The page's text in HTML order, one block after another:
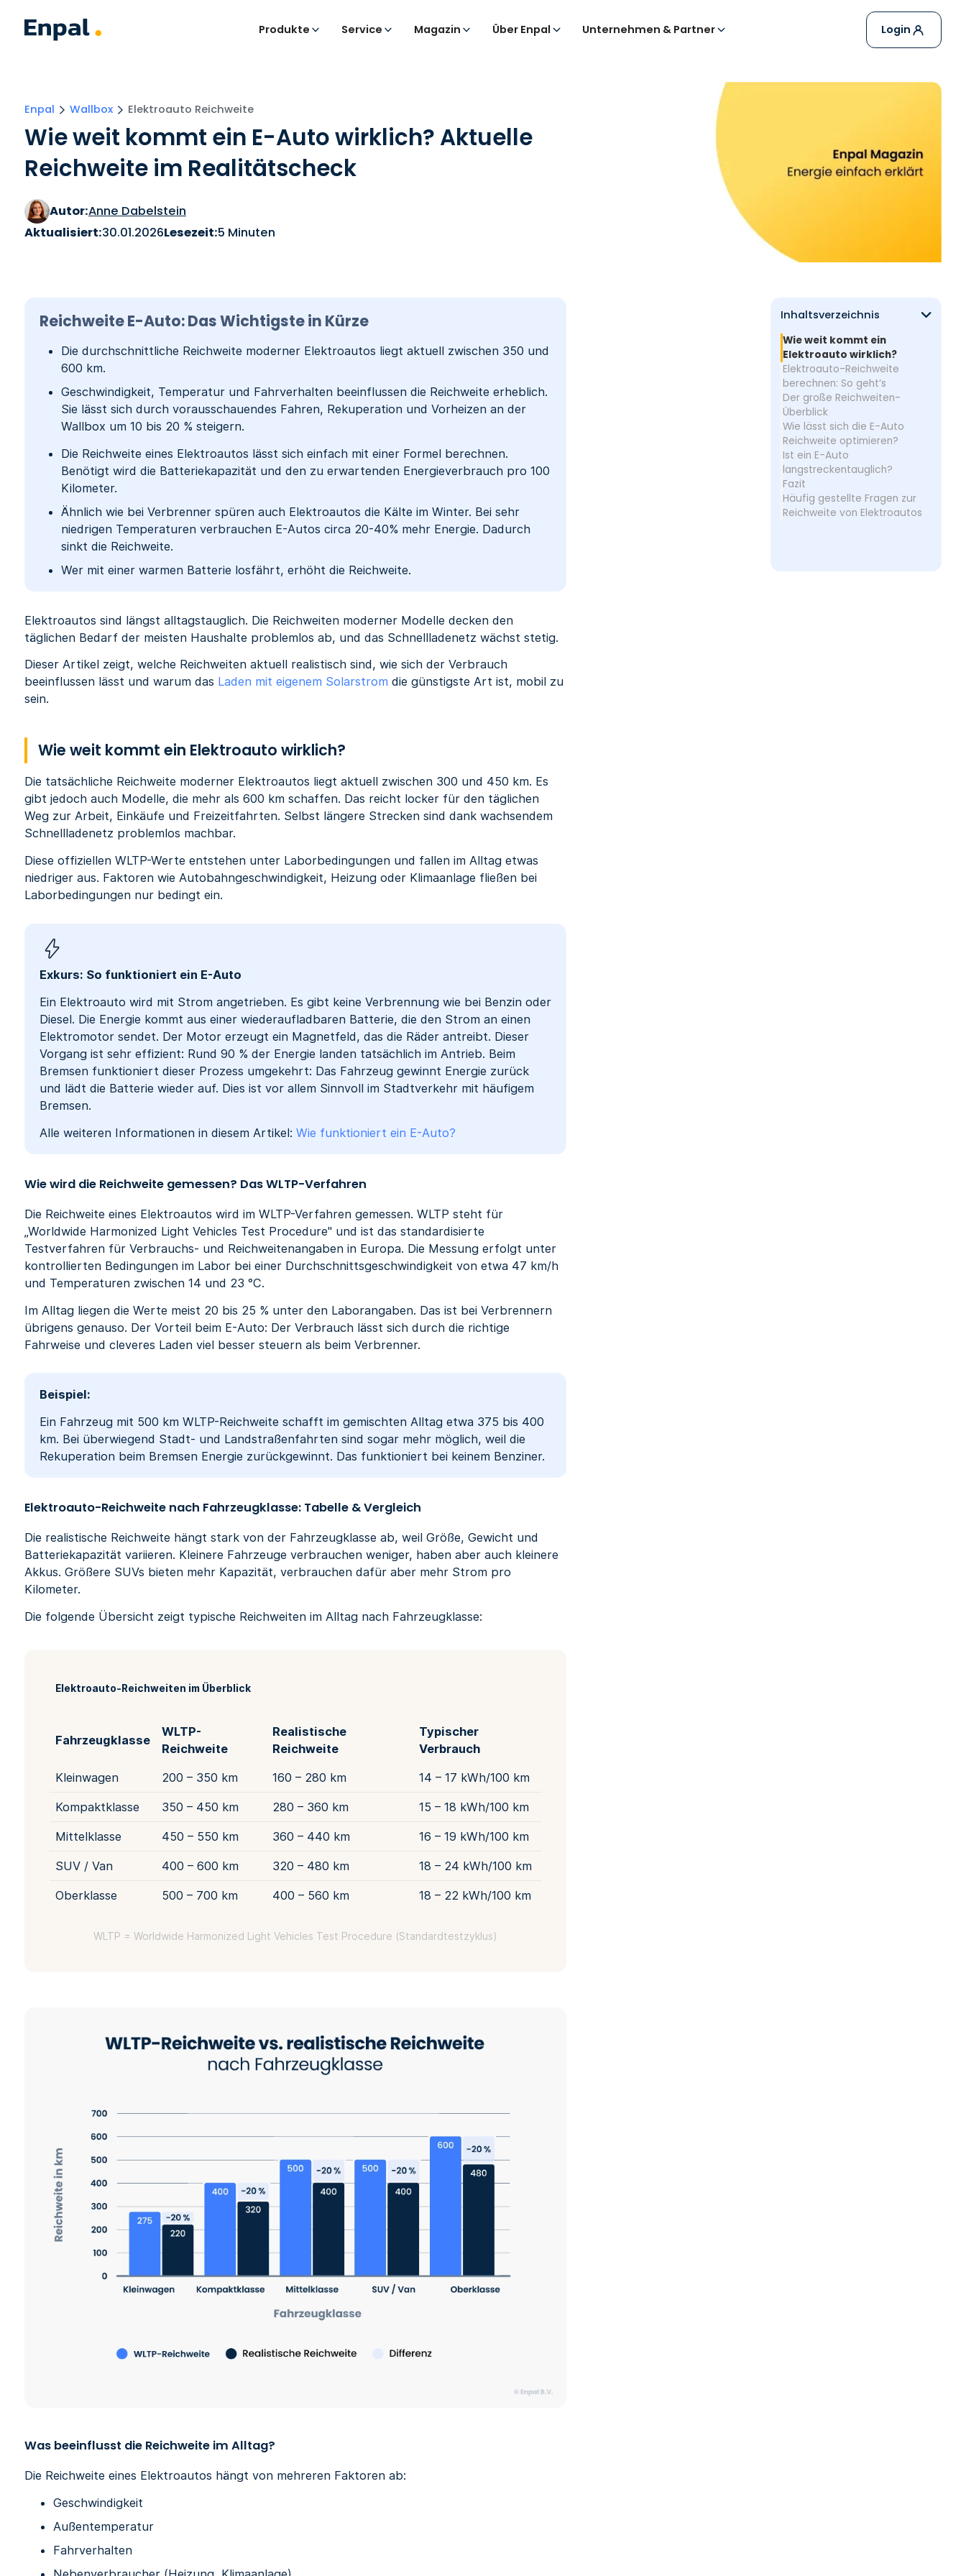
Produkte Service Magazin Über Enpal Unternehmen & Partner Login
Enpal Wallbox Elektroauto Reichweite
Wie weit kommt ein E-Auto wirklich? Aktuelle
Reichweite im Realitätscheck
Autor:Anne Dabelstein
Aktualisiert:30.01.2026Lesezeit:5 Minuten
Reichweite E-Auto: Das Wichtigste in Kürze
Die durchschnittliche Reichweite moderner Elektroautos liegt aktuell zwischen 350 und
600 km.
Geschwindigkeit, Temperatur und Fahrverhalten beeinflussen die Reichweite erheblich.
Sie lässt sich durch vorausschauendes Fahren, Rekuperation und Vorheizen an der
Wallbox um 10 bis 20 % steigern.
Die Reichweite eines Elektroautos lässt sich einfach mit einer Formel berechnen.
Benötigt wird die Batteriekapazität und den zu erwartenden Energieverbrauch pro 100
Kilometer.
Ähnlich wie bei Verbrenner spüren auch Elektroautos die Kälte im Winter. Bei sehr
niedrigen Temperaturen verbrauchen E-Autos circa 20-40% mehr Energie. Dadurch
sinkt die Reichweite.
Wer mit einer warmen Batterie losfährt, erhöht die Reichweite.
Elektroautos sind längst alltagstauglich. Die Reichweiten moderner Modelle decken den
täglichen Bedarf der meisten Haushalte problemlos ab, und das Schnellladenetz wächst stetig.
Dieser Artikel zeigt, welche Reichweiten aktuell realistisch sind, wie sich der Verbrauch
beeinflussen lässt und warum das Laden mit eigenem Solarstrom die günstigste Art ist, mobil zu
sein.
Wie weit kommt ein Elektroauto wirklich?
Die tatsächliche Reichweite moderner Elektroautos liegt aktuell zwischen 300 und 450 km. Es
gibt jedoch auch Modelle, die mehr als 600 km schaffen. Das reicht locker für den täglichen
Weg zur Arbeit, Einkäufe und Freizeitfahrten. Selbst längere Strecken sind dank wachsendem
Schnellladenetz problemlos machbar.
Diese offiziellen WLTP-Werte entstehen unter Laborbedingungen und fallen im Alltag etwas
niedriger aus. Faktoren wie Autobahngeschwindigkeit, Heizung oder Klimaanlage fließen bei
Laborbedingungen nur bedingt ein.
Exkurs: So funktioniert ein E-Auto
Ein Elektroauto wird mit Strom angetrieben. Es gibt keine Verbrennung wie bei Benzin oder
Diesel. Die Energie kommt aus einer wiederaufladbaren Batterie, die den Strom an einen
Elektromotor sendet. Der Motor erzeugt ein Magnetfeld, das die Räder antreibt. Dieser
Vorgang ist sehr effizient: Rund 90 % der Energie landen tatsächlich im Antrieb. Beim
Bremsen funktioniert dieser Prozess umgekehrt: Das Fahrzeug gewinnt Energie zurück
und lädt die Batterie wieder auf. Dies ist vor allem Sinnvoll im Stadtverkehr mit häufigem
Bremsen.
Alle weiteren Informationen in diesem Artikel:Wie funktioniert ein E-Auto?
Wie wird die Reichweite gemessen? Das WLTP-Verfahren
Die Reichweite eines Elektroautos wird im WLTP-Verfahren gemessen. WLTP steht für
„Worldwide Harmonized Light Vehicles Test Procedure" und ist das standardisierte
Testverfahren für Verbrauchs- und Reichweitenangaben in Europa. Die Messung erfolgt unter
kontrollierten Bedingungen im Labor bei einer Durchschnittsgeschwindigkeit von etwa 47 km/h
und Temperaturen zwischen 14 und 23 °C.
Im Alltag liegen die Werte meist 20 bis 25 % unter den Laborangaben. Das ist bei Verbrennern
übrigens genauso. Der Vorteil beim E-Auto: Der Verbrauch lässt sich durch die richtige
Fahrweise und cleveres Laden viel besser steuern als beim Verbrenner.
Beispiel:
Ein Fahrzeug mit 500 km WLTP-Reichweite schafft im gemischten Alltag etwa 375 bis 400
km. Bei überwiegend Stadt- und Landstraßenfahrten sind sogar mehr möglich, weil die
Rekuperation beim Bremsen Energie zurückgewinnt. Das funktioniert bei keinem Benziner.
Elektroauto-Reichweite nach Fahrzeugklasse: Tabelle & Vergleich
Die realistische Reichweite hängt stark von der Fahrzeugklasse ab, weil Größe, Gewicht und
Batteriekapazität variieren. Kleinere Fahrzeuge verbrauchen weniger, haben aber auch kleinere
Akkus. Größere SUVs bieten mehr Kapazität, verbrauchen dafür aber mehr Strom pro
Kilometer.
Die folgende Übersicht zeigt typische Reichweiten im Alltag nach Fahrzeugklasse:
Elektroauto-Reichweiten im Überblick
Fahrzeugklasse
WLTP-
Reichweite
Realistische
Reichweite
Typischer
Verbrauch
Kleinwagen
200 – 350 km 160 – 280 km 14 – 17 kWh/100 km
Kompaktklasse 350 – 450 km 280 – 360 km 15 – 18 kWh/100 km
Mittelklasse 450 – 550 km 360 – 440 km 16 – 19 kWh/100 km
SUV / Van 400 – 600 km 320 – 480 km 18 – 24 kWh/100 km
Oberklasse 500 – 700 km 400 – 560 km 18 – 22 kWh/100 km
WLTP = Worldwide Harmonized Light Vehicles Test Procedure (Standardtestzyklus)
Was beeinflusst die Reichweite im Alltag?
Die Reichweite eines Elektroautos hängt von mehreren Faktoren ab:
Geschwindigkeit
Außentemperatur
Fahrverhalten
Inhaltsverzeichnis
Wie weit kommt ein
Elektroauto wirklich?
Elektroauto-Reichweite
berechnen: So geht’s
Der große Reichweiten-
Überblick
Wie lässt sich die E-Auto
Reichweite optimieren?
Ist ein E-Auto
langstreckentauglich?
Fazit
Häufig gestellte Fragen zur
Reichweite von Elektroautos